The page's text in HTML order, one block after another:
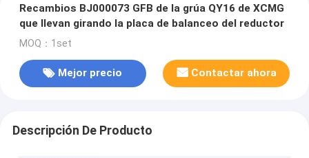
Recambios BJ000073 GFB de la grúa QY16 de XCMG
que llevan girando la placa de balanceo del reductor
MOQ：1set
Mejor precio Contactar ahora
Descripción De Producto